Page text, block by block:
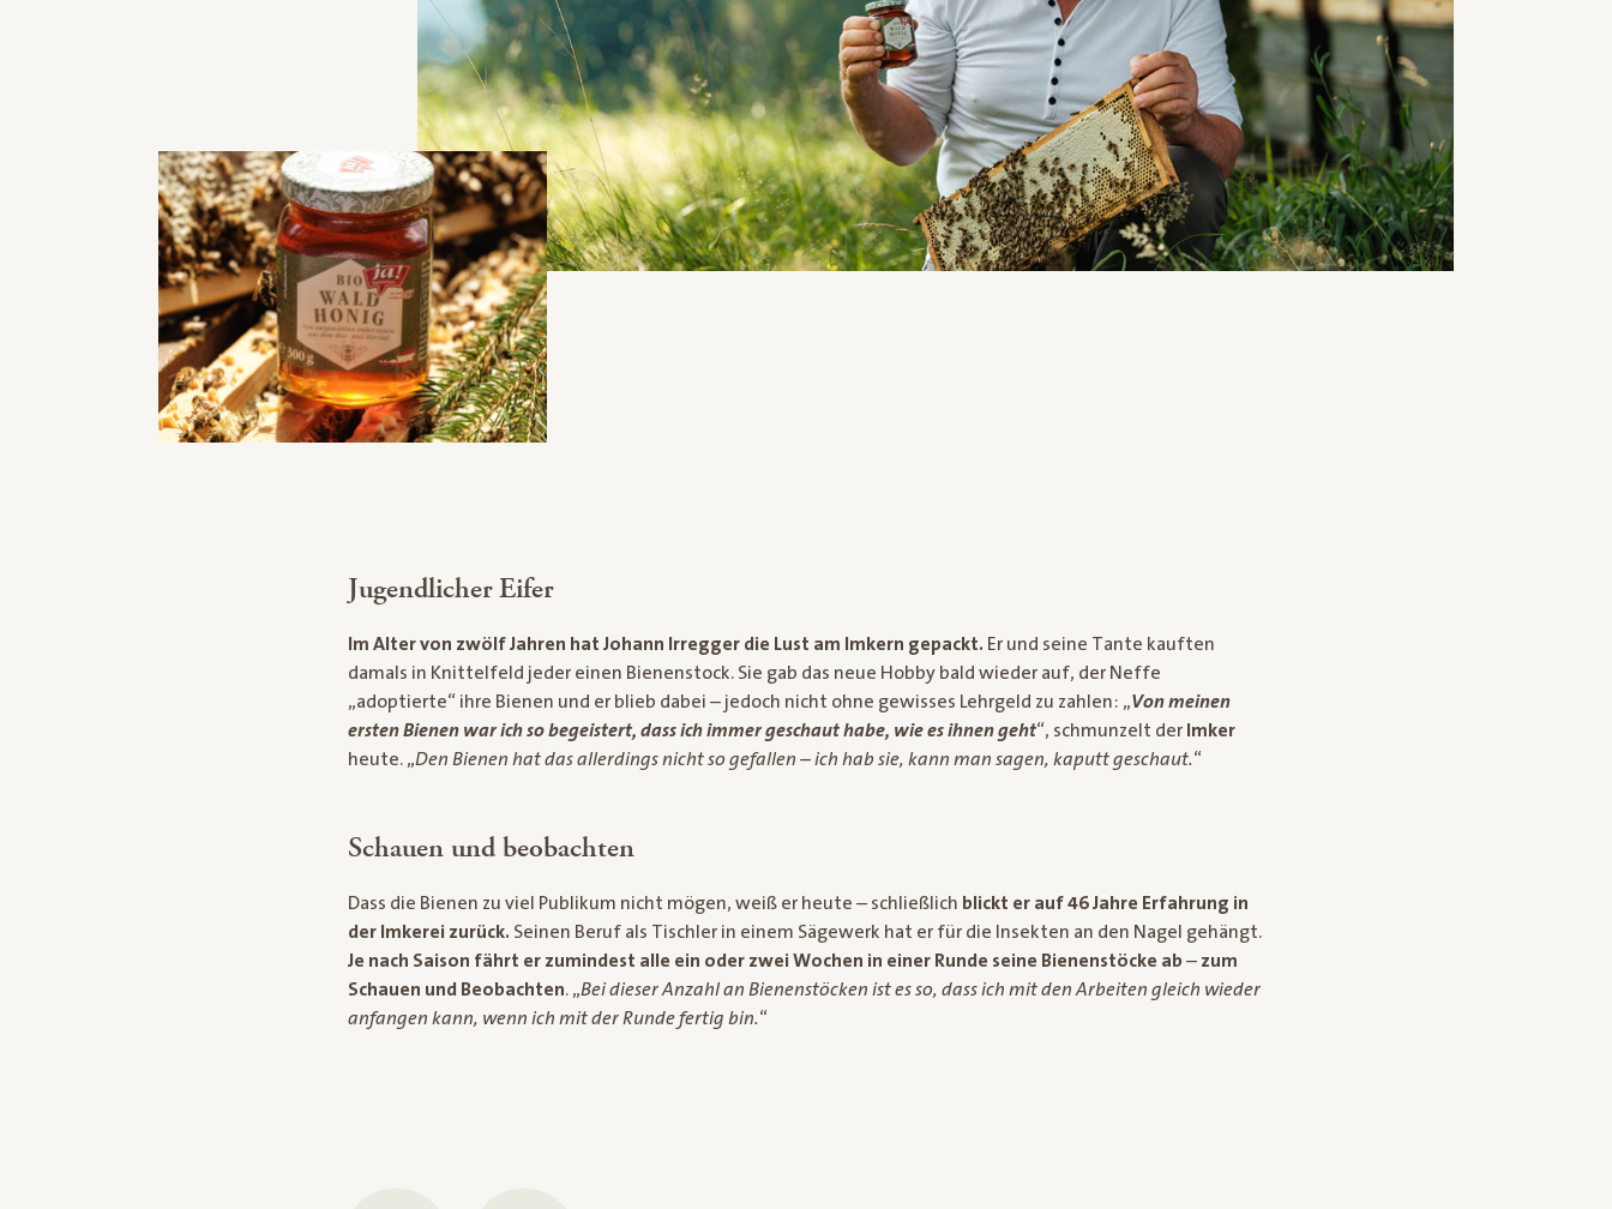
Jugendlicher Eifer
Im Alter von zwölf Jahren hat Johann Irregger die Lust am Imkern gepackt. Er und seine Tante kauften
damals in Knittelfeld jeder einen Bienenstock. Sie gab das neue Hobby bald wieder auf, der Neffe
„adoptierte“ ihre Bienen und er blieb dabei – jedoch nicht ohne gewisses Lehrgeld zu zahlen: „Von meinen
ersten Bienen war ich so begeistert, dass ich immer geschaut habe, wie es ihnen geht“, schmunzelt der Imker
heute. „Den Bienen hat das allerdings nicht so gefallen – ich hab sie, kann man sagen, kaputt geschaut.“
Schauen und beobachten
Dass die Bienen zu viel Publikum nicht mögen, weiß er heute – schließlich blickt er auf 46 Jahre Erfahrung in
der Imkerei zurück. Seinen Beruf als Tischler in einem Sägewerk hat er für die Insekten an den Nagel gehängt.
Je nach Saison fährt er zumindest alle ein oder zwei Wochen in einer Runde seine Bienenstöcke ab – zum
Schauen und Beobachten. „Bei dieser Anzahl an Bienenstöcken ist es so, dass ich mit den Arbeiten gleich wieder
anfangen kann, wenn ich mit der Runde fertig bin.“